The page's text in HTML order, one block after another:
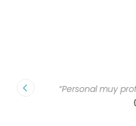
muy “Personal muy